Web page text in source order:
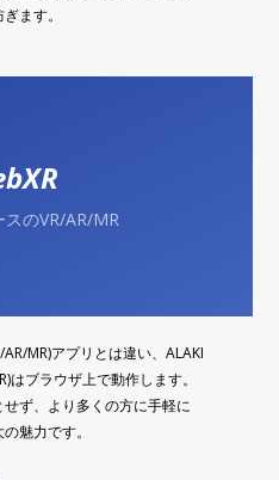
ます。
のVR/AR/MR
MR)アプリとは違い、ALAKI
はブラウザ上で動作します。
ず、より多くの方に手軽に
魅力です。